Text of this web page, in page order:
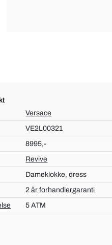
Versace
VE2L00321
8995,-
Revive
Dameklokke, dress
2 år forhandlergaranti
5 ATM